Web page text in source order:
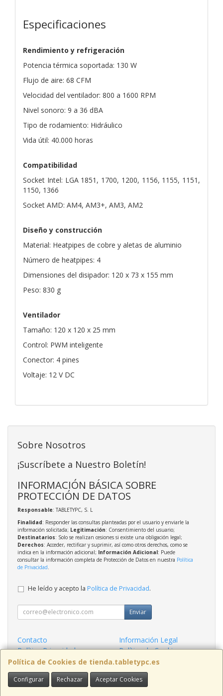
Especificaciones
Rendimiento y refrigeración
Potencia térmica soportada: 130 W
Flujo de aire: 68 CFM
Velocidad del ventilador: 800 a 1600 RPM
Nivel sonoro: 9 a 36 dBA
Tipo de rodamiento: Hidráulico
Vida útil: 40.000 horas
Compatibilidad
Socket Intel: LGA 1851, 1700, 1200, 1156, 1155, 1151,
1150, 1366
Socket AMD: AM4, AM3+, AM3, AM2
Diseño y construcción
Material: Heatpipes de cobre y aletas de aluminio
Número de heatpipes: 4
Dimensiones del disipador: 120 x 73 x 155 mm
Peso: 830 g
Ventilador
Tamaño: 120 x 120 x 25 mm
Control: PWM inteligente
Conector: 4 pines
Voltaje: 12 V DC
Política de Cookies de tienda.tabletypc.es
Configurar Rechazar Aceptar Cookies
Sobre Nosotros
¡Suscríbete a Nuestro Boletín!
INFORMACIÓN BÁSICA SOBRE
PROTECCIÓN DE DATOS
Responsable: TABLETYPC, S. L
Finalidad: Responder las consultas planteadas por el usuario y enviarle la
información solicitada; Legitimación: Consentimiento del usuario;
Destinatarios: Solo se realizan cesiones si existe una obligación legal;
Derechos: Acceder, rectificar y suprimir, así como otros derechos, como se
indica en la información adicional; Información Adicional: Puede
consultar la información completa de Protección de Datos en nuestra Política
de Privacidad
He leído y acepto la Política de Privacidad.
Enviar
Contacto
Información Legal
Política Privacidad
Política de Cookies
Condiciones de Compra
Formas de Pago
Contacto